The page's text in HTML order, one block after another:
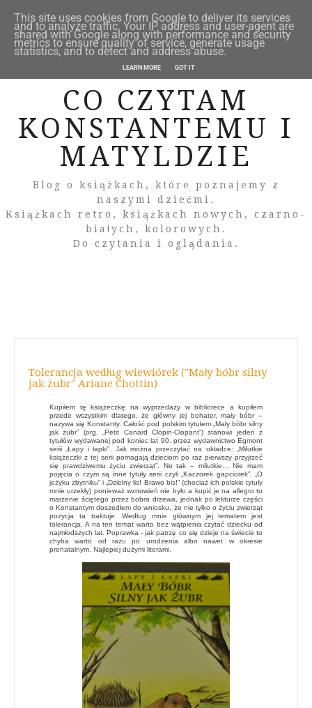
CO CZYTAM
KONSTANTEMU I
MATYLDZIE
Blog o książkach, które poznajemy z
naszymi dziećmi.
Książkach retro, książkach nowych, czarno-
białych, kolorowych.
Do czytania i oglądania.
Tolerancja według wiewiórek ("Mały bóbr silny
jak żubr" Ariane Chottin)
Kupiłem tę książeczkę na wyprzedaży w bibliotece a kupiłem
przede wszystkim dlatego, że główny jej bohater, mały bóbr –
nazywa się Konstanty. Całość pod polskim tytułem „Mały bóbr silny
jak żubr” (org. „Petit Canard Clopin-Clopant”) stanowi jeden z
tytułów wydawanej pod koniec lat 90. przez wydawnictwo Egmont
serii „Łapy i łapki”. Jak można przeczytać na okładce: „Milutkie
książeczki z tej serii pomagają dzieciom po raz pierwszy przyjrzeć
się prawdziwemu życiu zwierząt”. No tak – milutkie… Nie mam
pojęcia o czym są inne tytuły serii czyli „Kaczorek gapciorek”, „O
jeżyku zbytniku” i „Dzielny lis! Brawo bis!” (chociaż ich polskie tytuły
mnie urzekły) ponieważ wznowień nie było a kupić je na allegro to
marzenie ściętego przez bobra drzewa, jednak po lekturze części
o Konstantym doszedłem do wniosku, że nie tylko o życiu zwierząt
pozycja ta traktuje. Według mnie głównym jej tematem jest
tolerancja. A na ten temat warto bez wątpienia czytać dziecku od
najmłodszych lat. Poprawka - jak patrzę co się dzieje na świecie to
chyba warto od razu po urodzenia albo nawet w okresie
prenatalnym. Najlepiej dużymi literami.
This site uses cookies from Google to deliver its services
and to analyze traffic. Your IP address and user-agent are
shared with Google along with performance and security
metrics to ensure quality of service, generate usage
statistics, and to detect and address abuse.
LEARN MORE GOT IT